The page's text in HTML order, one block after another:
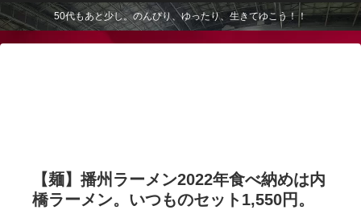
50代もあと少し。のんびり、ゆったり、生きてゆこう！！
【麺】播州ラーメン2022年食べ納めは内
橋ラーメン。いつものセット1,550円。